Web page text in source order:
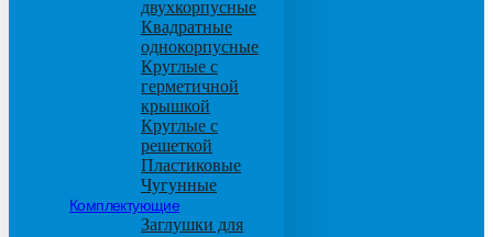
двухкорпусные
Квадратные
однокорпусные
Круглые с
герметичной
крышкой
Круглые с
решеткой
Пластиковые
Чугунные
Комплектующие
Заглушки для